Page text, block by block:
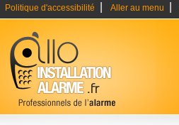
Politique d'accessibilité Aller au menu